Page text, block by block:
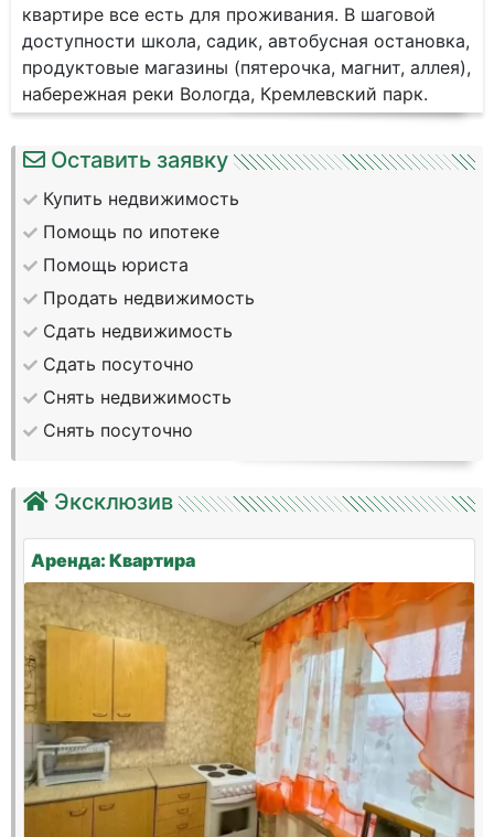
квартире все есть для проживания. В шаговой
доступности школа, садик, автобусная остановка,
продуктовые магазины (пятерочка, магнит, аллея),
набережная реки Вологда, Кремлевский парк.
Оставить заявку
Купить недвижимость
Помощь по ипотеке
Помощь юриста
Продать недвижимость
Сдать недвижимость
Сдать посуточно
Снять недвижимость
Снять посуточно
Эксклюзив
Аренда: Квартира